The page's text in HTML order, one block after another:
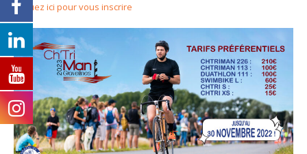
Cliquez ici pour vous inscrire